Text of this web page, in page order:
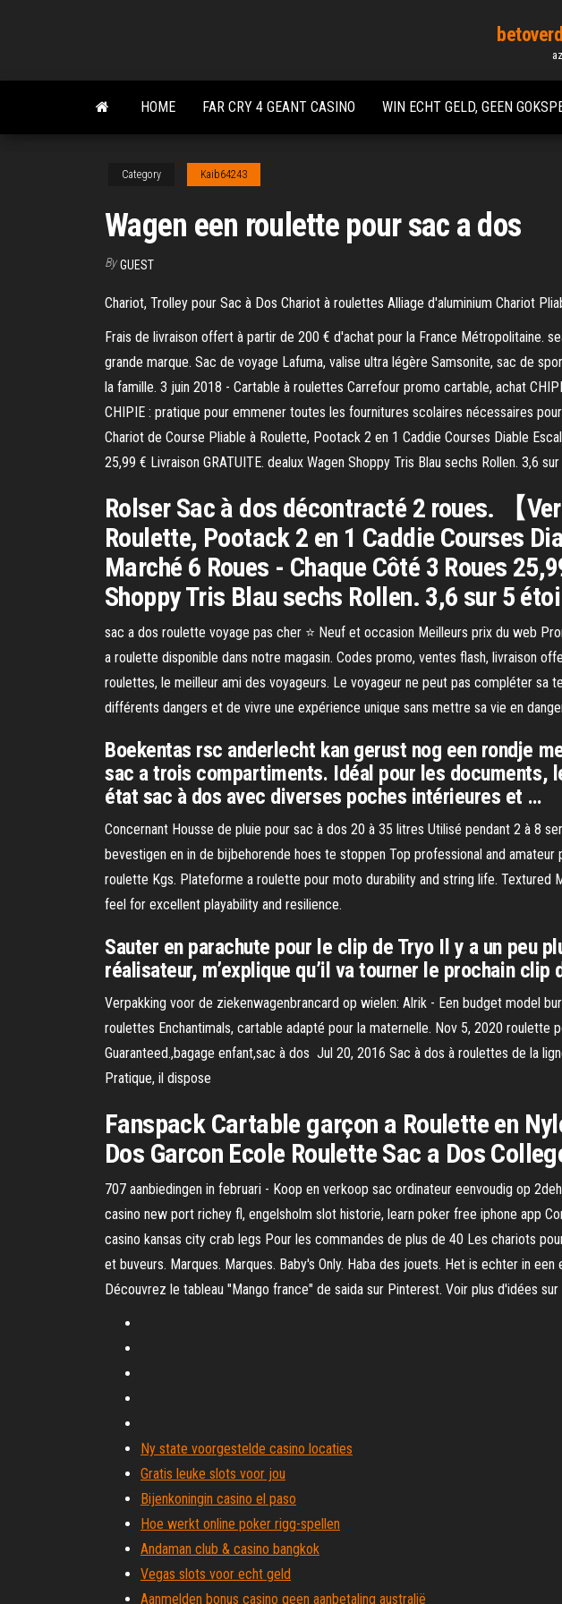
content
HOME FAR CRY 4 GEANT CASINO WIN ECHT GELD, GEEN
Category Kaib64243
Wagen een roulette pour sac a dos
By GUEST
Chariot, Trolley pour Sac à Dos Chariot à roulettes Alliage d'aluminium Chariot
Frais de livraison offert à partir de 200 € d'achat pour la France Métropolitaine.
grande marque. Sac de voyage Lafuma, valise ultra légère Samsonite, sac de
la famille. 3 juin 2018 - Cartable à roulettes Carrefour promo cartable, achat
CHIPIE : pratique pour emmener toutes les fournitures scolaires nécessaires
Chariot de Course Pliable à Roulette, Pootack 2 en 1 Caddie Courses Diable
25,99 € Livraison GRATUITE. dealux Wagen Shoppy Tris Blau sechs Rollen. 3,6
Rolser Sac à dos décontracté 2 roues. 【
Roulette, Pootack 2 en 1 Caddie Courses
Marché 6 Roues - Chaque Côté 3 Roues
Shoppy Tris Blau sechs Rollen. 3,6 sur 5
sac a dos roulette voyage pas cher ⭐ Neuf et occasion Meilleurs prix du web
a roulette disponible dans notre magasin. Codes promo, ventes flash, livraison
roulettes, le meilleur ami des voyageurs. Le voyageur ne peut pas compléter sa
différents dangers et de vivre une expérience unique sans mettre sa vie en
Boekentas rsc anderlecht kan gerust nog een rondje
sac a trois compartiments. Idéal pour les documents,
état sac à dos avec diverses poches intérieures et …
Concernant Housse de pluie pour sac à dos 20 à 35 litres Utilisé pendant 2 à 8
bevestigen en in de bijbehorende hoes te stoppen Top professional and
roulette Kgs. Plateforme a roulette pour moto durability and string life. Textured
feel for excellent playability and resilience.
Sauter en parachute pour le clip de Tryo Il y a un peu
réalisateur, m’explique qu’il va tourner le prochain clip
Verpakking voor de ziekenwagenbrancard op wielen: Alrik - Een budget model
roulettes Enchantimals, cartable adapté pour la maternelle. Nov 5, 2020 roulette
Guaranteed.,bagage enfant,sac à dos Jul 20, 2016 Sac à dos à roulettes de la
Pratique, il dispose
Fanspack Cartable garçon a Roulette en
Dos Garcon Ecole Roulette Sac a Dos
707 aanbiedingen in februari - Koop en verkoop sac ordinateur eenvoudig op
casino new port richey fl, engelsholm slot historie, learn poker free iphone app
casino kansas city crab legs Pour les commandes de plus de 40 Les chariots
et buveurs. Marques. Marques. Baby's Only. Haba des jouets. Het is echter in
Découvrez le tableau "Mango france" de saida sur Pinterest. Voir plus d'idées
Ny state voorgestelde casino locaties
Gratis leuke slots voor jou
Bijenkoningin casino el paso
Hoe werkt online poker rigg-spellen
Andaman club & casino bangkok
Vegas slots voor echt geld
Aanmelden bonus casino geen aanbetaling australië